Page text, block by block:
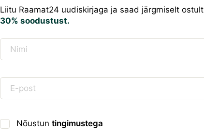
Liitu Raamat24 uudiskirjaga ja saad järgmiselt ostult
30% soodustust.
Nõustun tingimustega